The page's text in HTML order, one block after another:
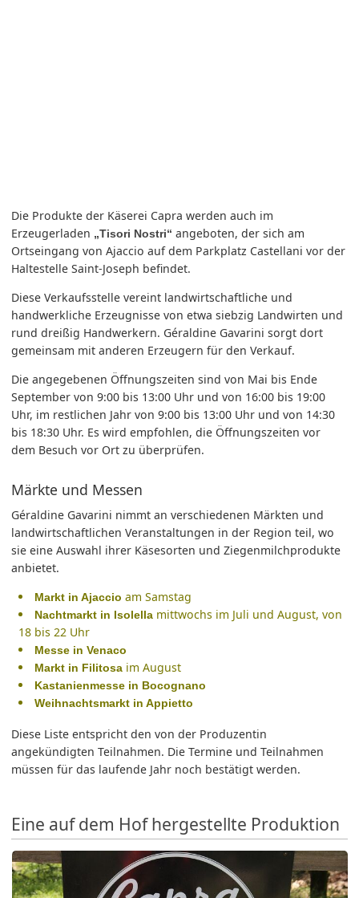
Die Produkte der Käserei Capra werden auch im
Erzeugerladen „Tisori Nostri“ angeboten, der sich am
Ortseingang von Ajaccio auf dem Parkplatz Castellani vor der
Haltestelle Saint-Joseph befindet.
Diese Verkaufsstelle vereint landwirtschaftliche und
handwerkliche Erzeugnisse von etwa siebzig Landwirten und
rund dreißig Handwerkern. Géraldine Gavarini sorgt dort
gemeinsam mit anderen Erzeugern für den Verkauf.
Die angegebenen Öffnungszeiten sind von Mai bis Ende
September von 9:00 bis 13:00 Uhr und von 16:00 bis 19:00
Uhr, im restlichen Jahr von 9:00 bis 13:00 Uhr und von 14:30
bis 18:30 Uhr. Es wird empfohlen, die Öffnungszeiten vor
dem Besuch vor Ort zu überprüfen.
Märkte und Messen
Géraldine Gavarini nimmt an verschiedenen Märkten und
landwirtschaftlichen Veranstaltungen in der Region teil, wo
sie eine Auswahl ihrer Käsesorten und Ziegenmilchprodukte
anbietet.
Markt in Ajaccio am Samstag
Nachtmarkt in Isolellamittwochs im Juli und August, von
18 bis 22 Uhr
Messe in Venaco
Markt in Filitosaim August
Kastanienmesse in Bocognano
Weihnachtsmarkt in Appietto
Diese Liste entspricht den von der Produzentin
angekündigten Teilnahmen. Die Termine und Teilnahmen
müssen für das laufende Jahr noch bestätigt werden.
Eine auf dem Hof hergestellte Produktion